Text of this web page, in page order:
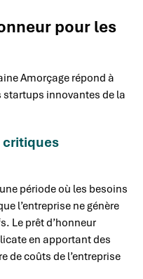
pour les
Amorçage répond à
innovantes de la
critiques
période où les besoins
l’entreprise ne génère
Le prêt d’honneur
en apportant des
de coûts de l’entreprise